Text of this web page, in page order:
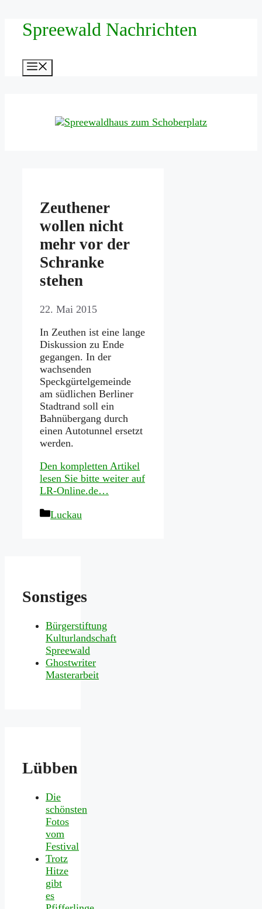
Zum
InhaltSpreewald Nachrichten
Zeuthener
wollen nicht
mehr vor der
Schranke
stehen
22. Mai 2015
In Zeuthen ist eine lange
Diskussion zu Ende
gegangen. In der
wachsenden
Speckgürtelgemeinde
am südlichen Berliner
Stadtrand soll ein
Bahnübergang durch
einen Autotunnel ersetzt
werden.
Den kompletten Artikel
lesen Sie bitte weiter auf
LR-Online.de…
Kategorien
Luckau
Sonstiges
Bürgerstiftung
Kulturlandschaft
Spreewald
Ghostwriter
Masterarbeit
Lübben
Die
schönsten
Fotos
vom
Festival
Trotz
Hitze
gibt
es